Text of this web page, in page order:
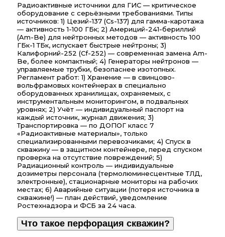
Радиоактивные источники для ГИС — критическое
оборудование с серьёзными требованиями. Типы
источников: 1) Цезий-137 (Cs-137) для гамма-каротажа
— активность 1-100 ГБк; 2) Америций-241-бериллий
(Am-Be) для нейтронных методов — активность 100
ГБк-1 ТБк, испускает быстрые нейтроны; 3)
Калифорний-252 (Cf-252) — современная замена Am-
Be, более компактный; 4) Генераторы нейтронов —
управляемые трубки, безопаснее изотопных.
Регламент работ: 1) Хранение — в свинцово-
вольфрамовых контейнерах в специально
оборудованных хранилищах, охраняемых, с
инструментальным мониторингом, в подвальных
уровнях; 2) Учёт — индивидуальный паспорт на
каждый источник, журнал движения; 3)
Транспортировка — по ДОПОГ класс 7
«Радиоактивные материалы», только
специализированными перевозчиками; 4) Спуск в
скважину — в защитном контейнере, перед спуском
проверка на отсутствие повреждений; 5)
Радиационный контроль — индивидуальные
дозиметры персонала (термолюминесцентные ТЛД,
электронные), стационарные мониторы на рабочих
местах; 6) Аварийные ситуации (потеря источника в
скважине!) — план действий, уведомление
Ростехнадзора и ФСБ за 24 часа.
Что такое перфорация скважин?